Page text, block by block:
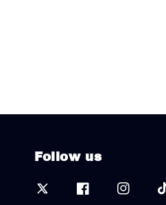
Follow us